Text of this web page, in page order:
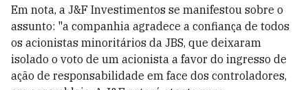
Em nota, a J&F Investimentos se manifestou sobre o
assunto: "a companhia agradece a confiança de todos
os acionistas minoritários da JBS, que deixaram
isolado o voto de um acionista a favor do ingresso de
ação de responsabilidade em face dos controladores,